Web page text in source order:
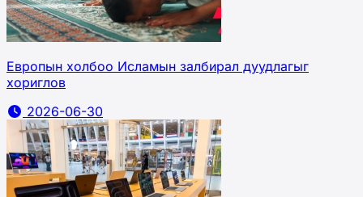
Европын холбоо Исламын залбирал дуудлагыг
хориглов
2026-06-30